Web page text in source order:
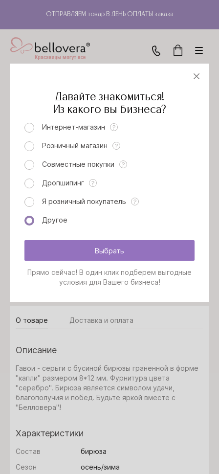
ОТПРАВЛЯЕМ товар В ДЕНЬ ОПЛАТЫ заказа
Скачать фото
СЕРЬГИ ГАВОИ (БИРЮЗА)
Артикул: 56А3302
Размер:
4,2
Скоро закончится
О товаре Доставка и оплата
Описание
Гавои - серьги с бусиной бирюзы граненной в форме
"капли" размером 8*12 мм. Фурнитура цвета
"серебро". Бирюза является символом удачи,
благополучия и побед. Будьте яркой вместе с
"Белловера"!
Характеристики
Состав
бирюза
Сезон
осень/зима
Давайте знакомиться!
Из какого вы бизнеса?
Интернет-магазин ?
Розничный магазин ?
Совместные покупки ?
Дропшипинг ?
Я розничный покупатель ?
Другое
Выбрать
Прямо сейчас! В один клик подберем выгодные
условия для Вашего бизнеса!